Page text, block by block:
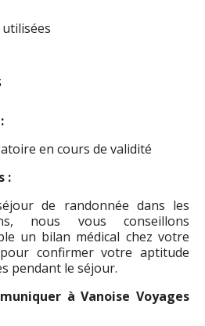
en cours de validité
:
de randonnée dans les
nous vous conseillons
un bilan médical chez votre
confirmer votre aptitude
pendant le séjour.
à Vanoise Voyages